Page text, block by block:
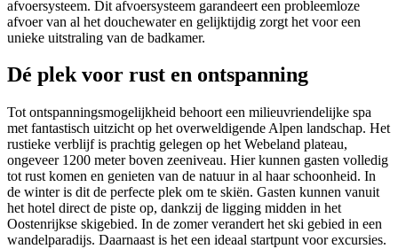
afvoersysteem. Dit afvoersysteem garandeert een probleemloze
afvoer van al het douchewater en gelijktijdig zorgt het voor een
unieke uitstraling van de badkamer.
Dé plek voor rust en ontspanning
Tot ontspanningsmogelijkheid behoort een milieuvriendelijke spa
met fantastisch uitzicht op het overweldigende Alpen landschap. Het
rustieke verblijf is prachtig gelegen op het Webeland plateau,
ongeveer 1200 meter boven zeeniveau. Hier kunnen gasten volledig
tot rust komen en genieten van de natuur in al haar schoonheid. In
de winter is dit de perfecte plek om te skiën. Gasten kunnen vanuit
het hotel direct de piste op, dankzij de ligging midden in het
Oostenrijkse skigebied. In de zomer verandert het ski gebied in een
wandelparadijs. Daarnaast is het een ideaal startpunt voor excursies.